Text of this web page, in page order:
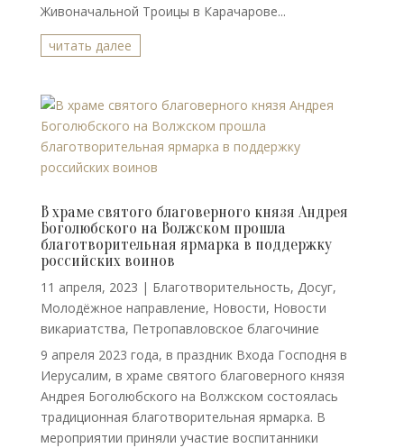
Живоначальной Троицы в Карачарове...
читать далее
В храме святого благоверного князя Андрея
Боголюбского на Волжском прошла
благотворительная ярмарка в поддержку
российских воинов
11 апреля, 2023 | Благотворительность, Досуг,
Молодёжное направление, Новости, Новости
викариатства, Петропавловское благочиние
9 апреля 2023 года, в праздник Входа Господня в
Иерусалим, в храме святого благоверного князя
Андрея Боголюбского на Волжском состоялась
традиционная благотворительная ярмарка. В
мероприятии приняли участие воспитанники